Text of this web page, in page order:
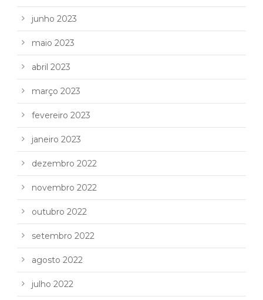
junho 2023
maio 2023
abril 2023
março 2023
fevereiro 2023
janeiro 2023
dezembro 2022
novembro 2022
outubro 2022
setembro 2022
agosto 2022
julho 2022